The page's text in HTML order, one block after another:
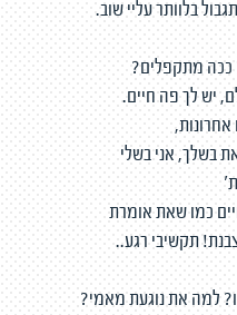
בלוותר עליי שוב.
ככה מתקפלים?
יש לך פה חיים.
אחרונות,
בשלך, אני בשלי
כמו שאת אומרת
תקשיבי רגע..
למה את נוגעת מאמי?